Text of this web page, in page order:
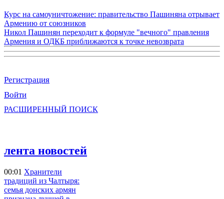
Курс на самоуничтожение: правительство Пашиняна отрывает
Армению от союзников
Никол Пашинян переходит к формуле "вечного" правления
Армения и ОДКБ приближаются к точке невозврата
Регистрация
Войти
РАСШИРЕННЫЙ ПОИСК
лента новостей
00:01 Хранители
традиций из Чалтыря:
семья донских армян